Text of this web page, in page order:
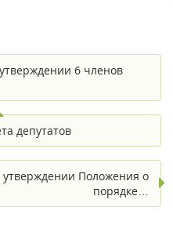
6 членов
депутатов
Положения о
порядке…